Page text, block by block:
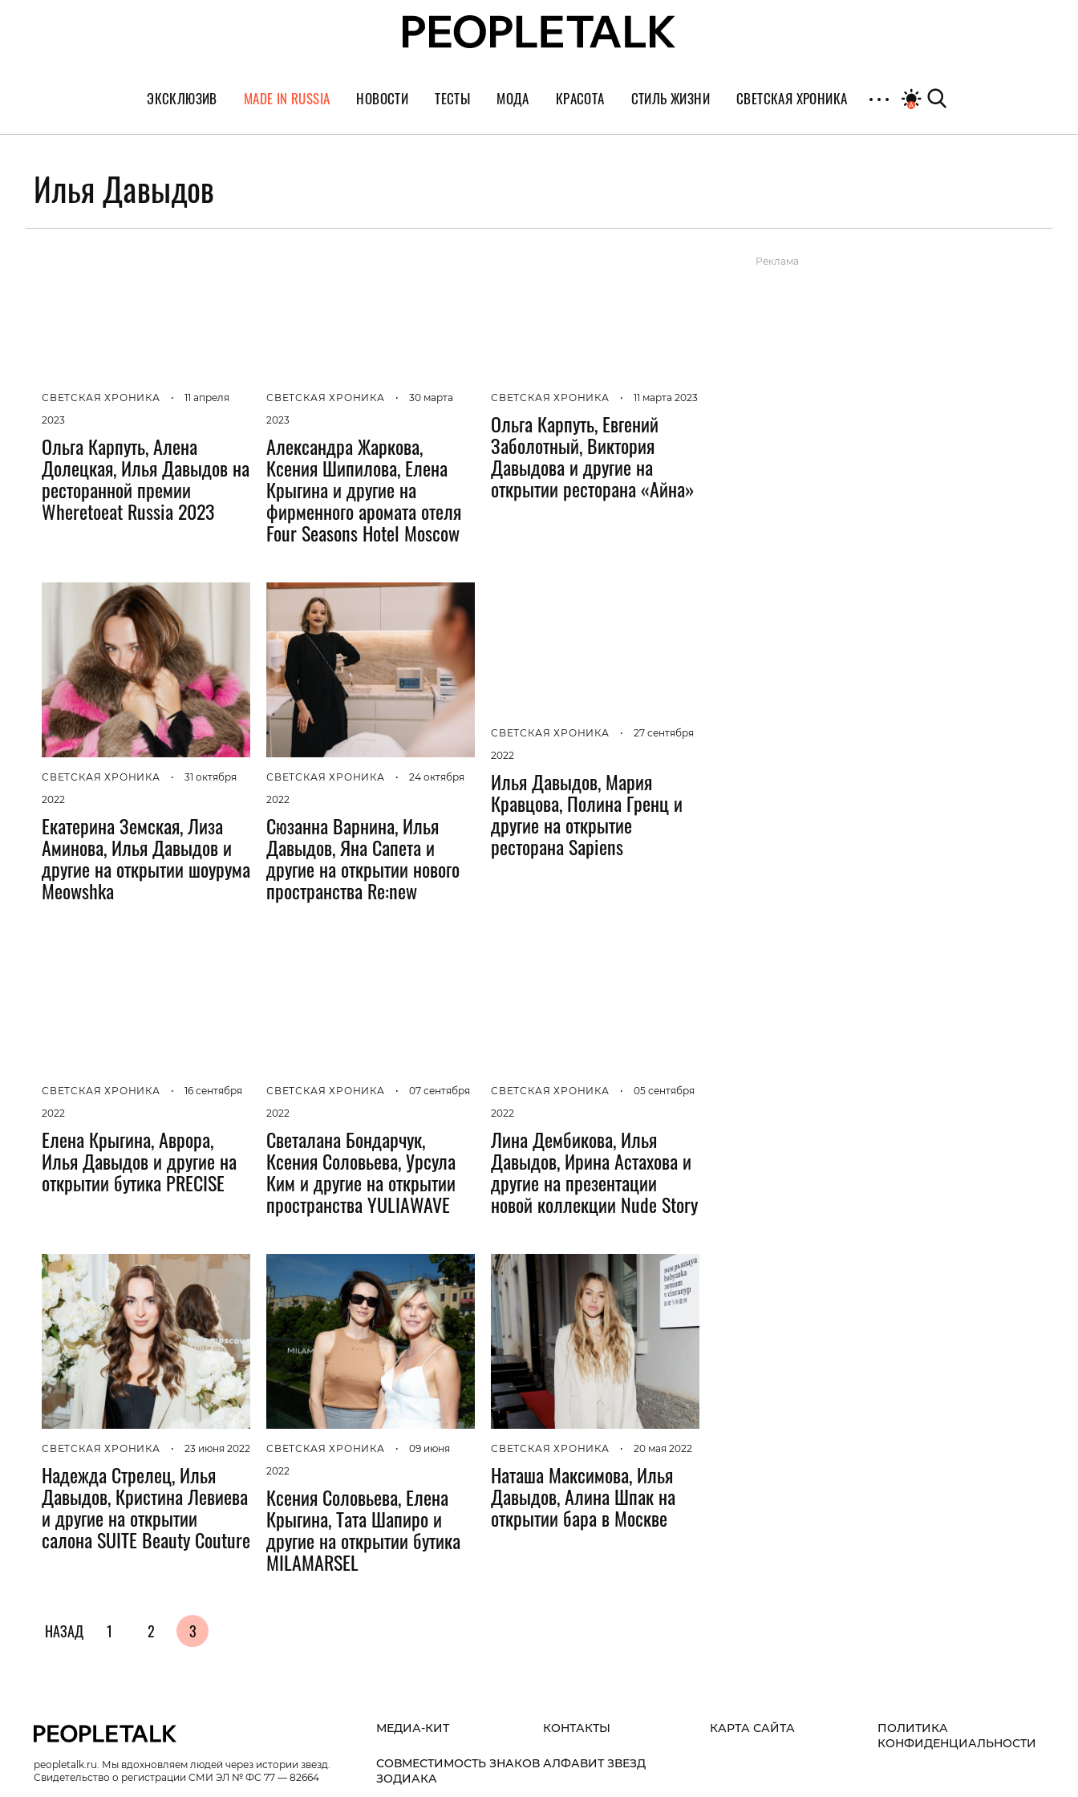
ЭКСКЛЮЗИВ
ГЕРОИ PEOPLETALK
ИНТЕРВЬЮ
ПОКОЛЕНИЕ
MADE IN RUSSIA НОВОСТИ ТЕСТЫ МОДА
Тренды
Украшения и часы
КРАСОТА
Уход за лицом
Парфюм
СТИЛЬ ЖИЗНИ
Культура
Путешествия
СВЕТСКАЯ ХРОНИКА
Илья Давыдов
СВЕТСКАЯ ХРОНИКА •
11 апреля
2023
Ольга Карпуть, Алена
Долецкая, Илья Давыдов на
ресторанной премии
Wheretoeat Russia 2023
СВЕТСКАЯ ХРОНИКА •
30 марта
2023
Александра Жаркова,
Ксения Шипилова, Елена
Крыгина и другие на
фирменного аромата отеля
Four Seasons Hotel Moscow
СВЕТСКАЯ ХРОНИКА • 11 марта 2023
Ольга Карпуть, Евгений
Заболотный, Виктория
Давыдова и другие на
открытии ресторана «Айна»
СВЕТСКАЯ ХРОНИКА •
31 октября
2022
Екатерина Земская, Лиза
Аминова, Илья Давыдов и
другие на открытии шоурума
Meowshka
СВЕТСКАЯ ХРОНИКА •
24 октября
2022
Сюзанна Варнина, Илья
Давыдов, Яна Сапета и
другие на открытии нового
пространства Re:new
СВЕТСКАЯ ХРОНИКА •
27 сентября
2022
Илья Давыдов, Мария
Кравцова, Полина Гренц и
другие на открытие
ресторана Sapiens
СВЕТСКАЯ ХРОНИКА •
16 сентября
2022
Елена Крыгина, Аврора,
Илья Давыдов и другие на
открытии бутика PRECISE
СВЕТСКАЯ ХРОНИКА •
07 сентября
2022
Светалана Бондарчук,
Ксения Соловьева, Урсула
Ким и другие на открытии
пространства YULIAWAVE
СВЕТСКАЯ ХРОНИКА •
05 сентября
2022
Лина Дембикова, Илья
Давыдов, Ирина Астахова и
другие на презентации
новой коллекции Nude Story
СВЕТСКАЯ ХРОНИКА • 23 июня 2022
Надежда Стрелец, Илья
Давыдов, Кристина Левиева
и другие на открытии
салона SUITE Beauty Couture
СВЕТСКАЯ ХРОНИКА •
09 июня
2022
Ксения Соловьева, Елена
Крыгина, Тата Шапиро и
другие на открытии бутика
MILAMARSEL
СВЕТСКАЯ ХРОНИКА • 20 мая 2022
Наташа Максимова, Илья
Давыдов, Алина Шпак на
открытии бара в Москве
НАЗАД 1 2 3
Реклама
peopletalk.ru. Мы вдохновляем людей через истории звезд.
Свидетельство о регистрации СМИ ЭЛ № ФС 77 — 82664
МЕДИА-КИТ КОНТАКТЫ КАРТА САЙТА
ПОЛИТИКА
КОНФИДЕНЦИАЛЬНОСТИ
СОВМЕСТИМОСТЬ ЗНАКОВ
ЗОДИАКА
АЛФАВИТ ЗВЕЗД